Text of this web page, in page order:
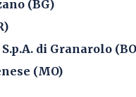
(BG)
di Granarolo
(MO)